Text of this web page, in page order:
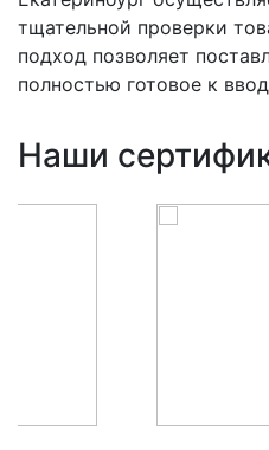
тщательной проверки
подход позволяет
полностью готовое к
Наши